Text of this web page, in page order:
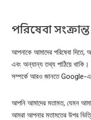
পরিষেবা
আপনাকে আমাদের পরিষেবা
এবং অন্যান্য তথ্য পাঠিয়ে
সম্পর্কে আরও জানতে Google-
আপনি আমাদের মতামত, যেমন
আমরা আপনার মতামতের উপর